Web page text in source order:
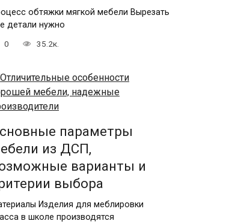
обтяжки мягкой мебели Вырезать
детали нужно
0 35.2к.
параметры
из ДСП,
варианты и
выбора
Изделия для меблировки
в школе производятся